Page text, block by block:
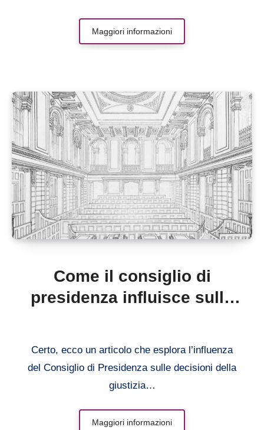
Maggiori informazioni
Come il consiglio di
presidenza influisce sulle
Certo, ecco un articolo che esplora l’influenza
del Consiglio di Presidenza sulle decisioni della
giustizia…
Maggiori informazioni